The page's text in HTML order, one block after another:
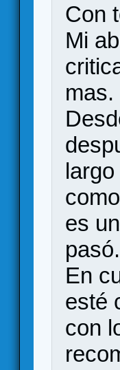
Con
Mi
mas.
es
pasó.
En
esté
con